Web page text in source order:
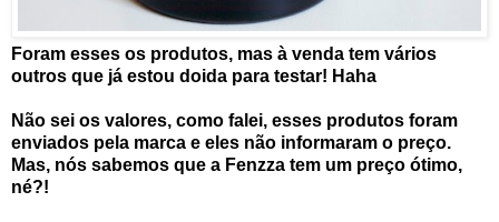
Foram esses os produtos, mas à venda tem vários
outros que já estou doida para testar! Haha
Não sei os valores, como falei, esses produtos foram
enviados pela marca e eles não informaram o preço.
Mas, nós sabemos que a Fenzza tem um preço ótimo,
né?!